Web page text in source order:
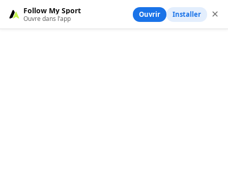
Follow My Sport
Ouvre dans l’app Ouvrir Installer ✕